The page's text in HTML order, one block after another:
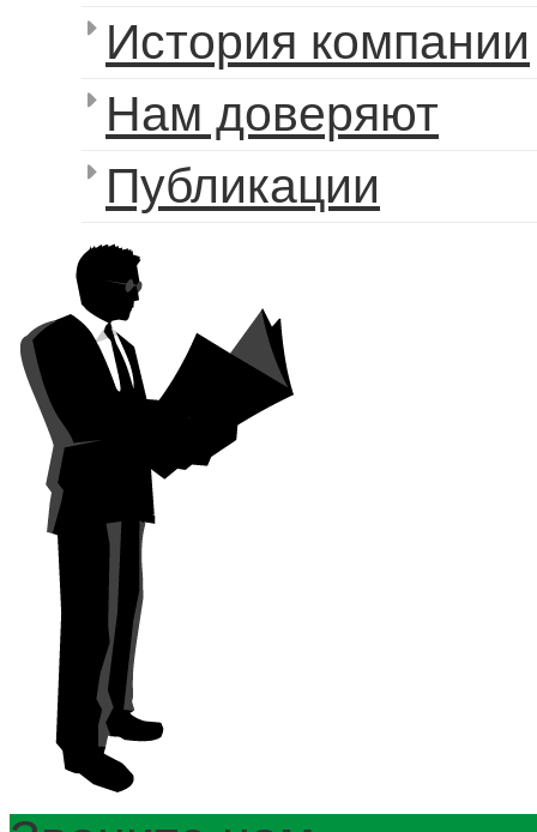
История компании
Нам доверяют
Публикации